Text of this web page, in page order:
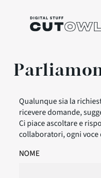
Qualunque sia la
ricevere domande,
Ci piace ascoltare e
collaboratori, ogni voce
NOME